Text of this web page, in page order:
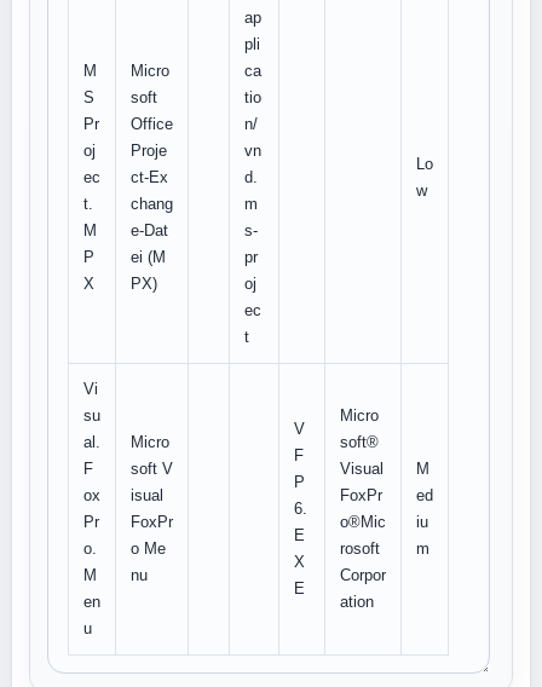
M
S
Pr
oj
ec
t.
M
P
X
Micro
soft
Office
Proje
ct-Ex
chang
e-Dat
ei (M
PX)
ap
pli
ca
tio
n/
vn
d.
m
s-
pr
oj
ec
t
Lo
w
Vi
su
al.
F
ox
Pr
o.
M
en
u
Micro
soft V
isual
FoxPr
o Me
nu
V
F
P
6.
E
X
E
Micro
soft®
Visual
FoxPr
o®Mic
rosoft
Corpor
ation
M
ed
iu
m